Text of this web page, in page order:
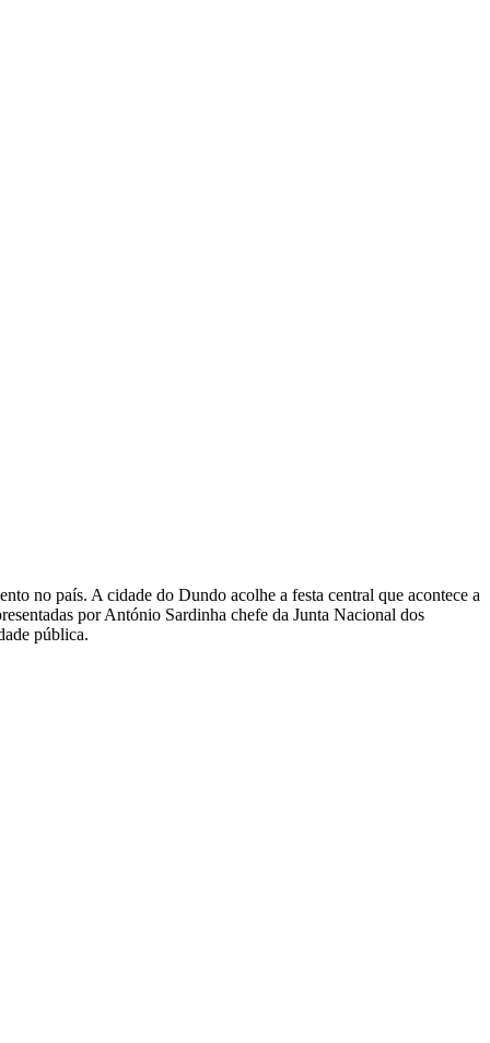
no país. A cidade do Dundo acolhe a festa central que acontece a
por António Sardinha chefe da Junta Nacional dos
pública.